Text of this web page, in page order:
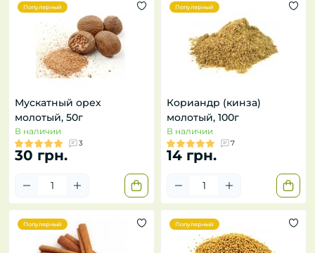
Популярный
Мускатный орех
молотый, 50г
В наличии
3
30 грн.
Популярный
Кориандр (кинза)
молотый, 100г
В наличии
7
14 грн.
Популярный Популярный